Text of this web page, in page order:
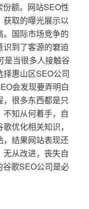
额。网站SEO性
取的曝光展示以
国际市场竞争的
识到了客源的窘迫
是当很多人接触谷
惠山区SEO公司
会发现要弄明白
很多东西都是只
知从何着手，自
优化相关知识，
结果网站表现还
从改进，丧失自
歌SEO公司是必